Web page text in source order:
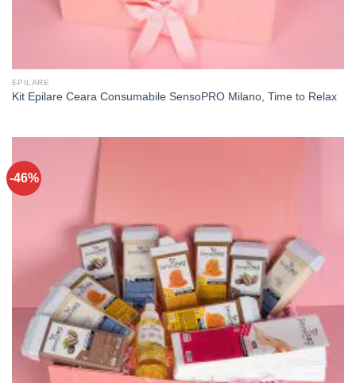
EPILARE
Kit Epilare Ceara Consumabile SensoPRO Milano, Time to Relax
-46%